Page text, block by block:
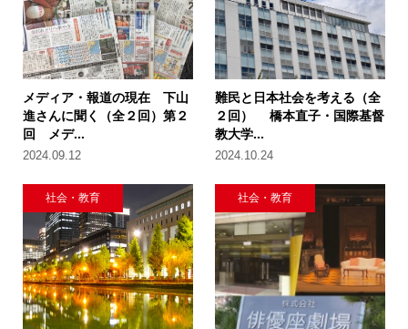
メディア・報道の現在 下山
進さんに聞く（全２回）第２
回 メデ...
2024.09.12
難民と日本社会を考える（全
２回） 橋本直子・国際基督
教大学...
2024.10.24
社会・教育 社会・教育